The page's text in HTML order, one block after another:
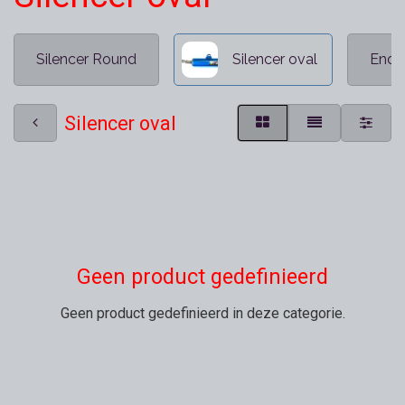
Silencer Round Silencer oval
Silencer oval
Geen product gedefinieerd
Geen product gedefinieerd in deze categorie.